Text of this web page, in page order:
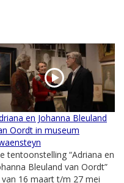
en Johanna Bleuland
Oordt in museum
tentoonstelling “Adriana en
Bleuland van Oordt”
van 16 maart t/m 27 mei